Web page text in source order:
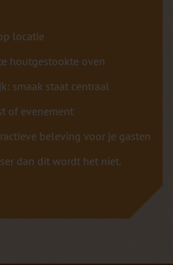
locatie
houtgestookte oven
smaak staat centraal
of evenement
beleving voor je gasten
dan dit wordt het niet.